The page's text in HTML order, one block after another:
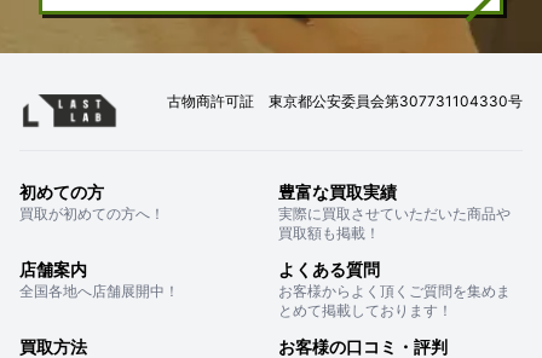
古物商許可証 東京都公安委員会第307731104330号
初めての方
買取が初めての方へ！
豊富な買取実績
実際に買取させていただいた商品や
買取額も掲載！
店舗案内
全国各地へ店舗展開中！
よくある質問
お客様からよく頂くご質問を集めま
とめて掲載しております！
買取方法 お客様の口コミ・評判